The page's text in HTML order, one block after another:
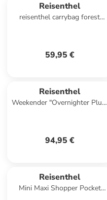
Reisenthel
reisenthel carrybag forest
59,95 €
Reisenthel
Weekender "Overnighter Plus"
94,95 €
Reisenthel
Mini Maxi Shopper Pocket